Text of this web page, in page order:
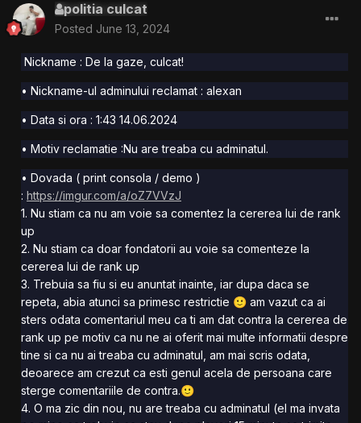
politia culcat
Posted June 13, 2024
Nickname : De la gaze, culcat!
• Nickname-ul adminului reclamat : alexan
• Data si ora : 1:43 14.06.2024
• Motiv reclamatie :Nu are treaba cu adminatul.
• Dovada ( print consola / demo )
: https://imgur.com/a/oZ7VVzJ
1. Nu stiam ca nu am voie sa comentez la cererea lui de rank
up
2. Nu stiam ca doar fondatorii au voie sa comenteze la
cererea lui de rank up
3. Trebuia sa fiu si eu anuntat inainte, iar dupa daca se
repeta, abia atunci sa primesc restrictie 🙂 am vazut ca ai
sters odata comentariul meu ca ti am dat contra la cererea de
rank up pe motiv ca nu ne ai oferit mai multe informatii despre
tine si ca nu ai treaba cu adminatul, am mai scris odata,
deoarece am crezut ca esti genul acela de persoana care
sterge comentariile de contra.🙂
4. O ma zic din nou, nu are treaba cu adminatul (el ma invata